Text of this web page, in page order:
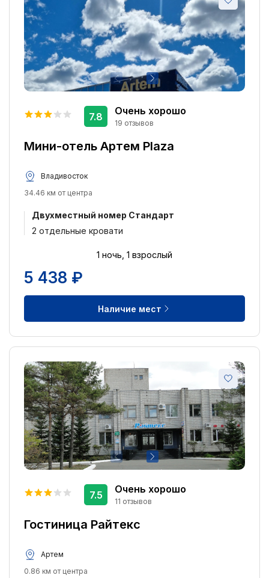
Мини-отель Артем Plaza
Очень хорошо
19 отзывов
7.8
Владивосток
34.46 км от центра
Двухместный номер Стандарт
2 отдельные кровати
1 ночь, 1 взрослый
5 438 ₽
Наличие мест
Гостиница Райтекс
Очень хорошо
11 отзывов
7.5
Артем
0.86 км от центра